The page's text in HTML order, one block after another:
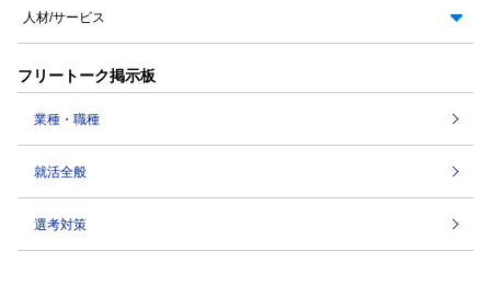
人材/サービス
フリートーク掲示板
業種・職種
就活全般
選考対策